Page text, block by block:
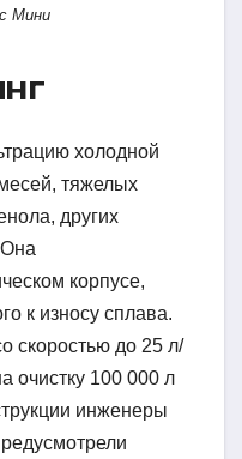
Мини
холодной
тяжелых
других
корпусе,
к износу сплава.
скоростью до 25 л/
очистку 100 000 л
инженеры